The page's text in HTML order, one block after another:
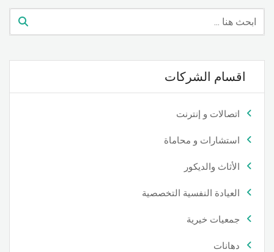
اقسام الشركات
اتصالات و إنترنت
استشارات و محاماة
الأثاث والديكور
العيادة النفسية التخصصية
جمعيات خيرية
دهانات